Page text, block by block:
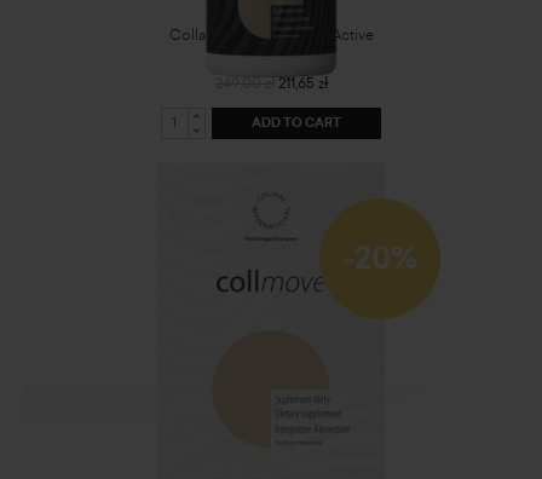
Collagen Drink Beauty&Active
211,65 zł
ADD TO CART
-20%